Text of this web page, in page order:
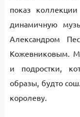
показ
динамичную
Александром
Кожевниковым.
и подростки,
образы, будто
королеву.